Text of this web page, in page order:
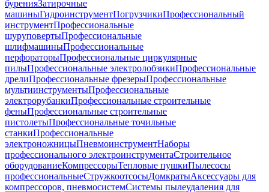
буренияЗатирочные
машиныГидроинструментПогрузчикиПрофессиональный
инструментПрофессиональные
шуруповертыПрофессиональные
шлифмашиныПрофессиональные
перфораторыПрофессиональные циркулярные
пилыПрофессиональные электролобзикиПрофессиональные
дрелиПрофессиональные фрезерыПрофессиональные
мультиинструментыПрофессиональные
электрорубанкиПрофессиональные строительные
феныПрофессиональные строительные
пистолетыПрофессиональные точильные
станкиПрофессиональные
электроножницыПневмоинструментНаборы
профессионального электроинструментаСтроительное
оборудованиеКомпрессорыТепловые пушкиПылесосы
профессиональныеСтружкоотсосыДомкратыАксессуары для
компрессоров, пневмосистемСистемы пылеудаления для